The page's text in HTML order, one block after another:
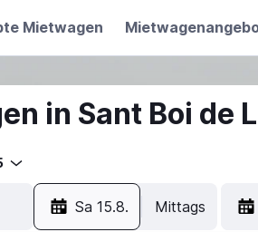
Mietwagen
in Sant Boi de
Sa 15.8. Mittags